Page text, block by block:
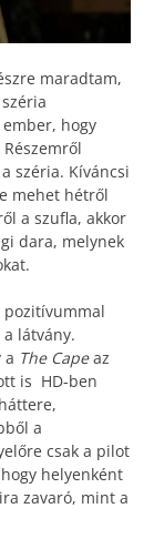
maradtam,
hogy
széria. Kíváncsi
mehet hétről
a szufla, akkor
dara, melynek
pozitívummal
látvány.
a The Capeaz
is HD-ben
a
csak a pilot
helyenként
zavaró, mint a